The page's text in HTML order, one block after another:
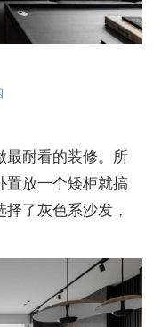
最耐看的装修。所
置放一个矮柜就搞
了灰色系沙发，